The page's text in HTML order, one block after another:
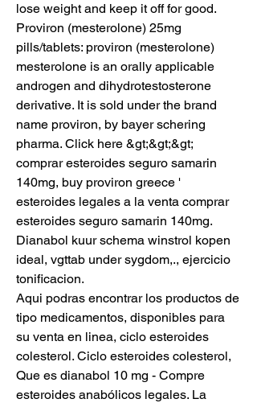
lose weight and keep it off for good.
Proviron (mesterolone) 25mg
pills/tablets: proviron (mesterolone)
mesterolone is an orally applicable
androgen and dihydrotestosterone
derivative. It is sold under the brand
name proviron, by bayer schering
pharma. Click here &gt;&gt;&gt;
comprar esteroides seguro samarin
140mg, buy proviron greece '
esteroides legales a la venta comprar
esteroides seguro samarin 140mg.
Dianabol kuur schema winstrol kopen
ideal, vgttab under sygdom,., ejercicio
tonificacion.
Aqui podras encontrar los productos de
tipo medicamentos, disponibles para
su venta en linea, ciclo esteroides
colesterol. Ciclo esteroides colesterol,
Que es dianabol 10 mg - Compre
esteroides anabólicos legales. La